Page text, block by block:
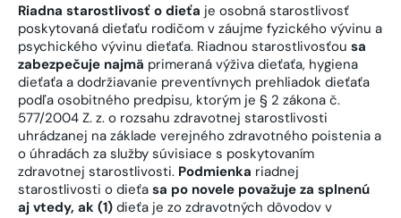
Riadna starostlivosť o dieťa je osobná starostlivosť
poskytovaná dieťaťu rodičom v záujme fyzického vývinu a
psychického vývinu dieťaťa. Riadnou starostlivosťou sa
zabezpečuje najmä primeraná výživa dieťaťa, hygiena
dieťaťa a dodržiavanie preventívnych prehliadok dieťaťa
podľa osobitného predpisu, ktorým je § 2 zákona č.
577/2004 Z. z. o rozsahu zdravotnej starostlivosti
uhrádzanej na základe verejného zdravotného poistenia a
o úhradách za služby súvisiace s poskytovaním
zdravotnej starostlivosti. Podmienka riadnej
starostlivosti o dieťa sa po novele považuje za splnenú
aj vtedy, ak (1) dieťa je zo zdravotných dôvodov v